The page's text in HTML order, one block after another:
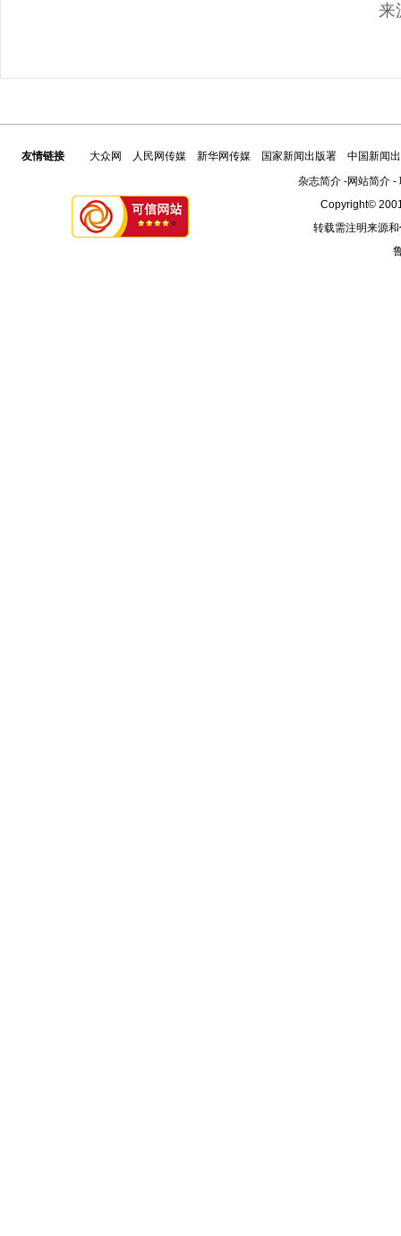
来
友情链接 大众网 人民网传媒 新华网传媒 国家新闻出版署
中国新闻
杂志简介-网站简介-
Copyright©
转载需注明来源